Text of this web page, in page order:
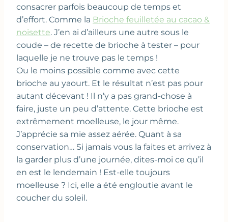
consacrer parfois beaucoup de temps et
d’effort. Comme la Brioche feuilletée au cacao &
noisette. J’en ai d’ailleurs une autre sous le
coude – de recette de brioche à tester – pour
laquelle je ne trouve pas le temps !
Ou le moins possible comme avec cette
brioche au yaourt. Et le résultat n’est pas pour
autant décevant ! Il n’y a pas grand-chose à
faire, juste un peu d’attente. Cette brioche est
extrêmement moelleuse, le jour même.
J’apprécie sa mie assez aérée. Quant à sa
conservation… Si jamais vous la faites et arrivez à
la garder plus d’une journée, dites-moi ce qu’il
en est le lendemain ! Est-elle toujours
moelleuse ? Ici, elle a été engloutie avant le
coucher du soleil.